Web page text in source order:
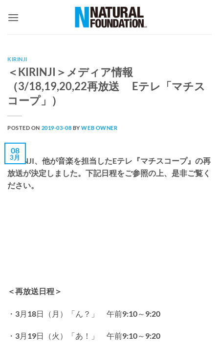
KIRINJI
＜KIRINJI＞メディア情報
（3/18,19,20,22再放送 Eテレ「マチス
コープ」）
POSTED ON 2019-03-08 BYWEB OWNER
08
3月
KIRINJI、他が音楽を担当したEテレ『マチスコープ』の再
放送が決定しました。下記日程をご参照の上、是非ご覧く
ださい。
＜再放送日程＞
・3月18日（月）「ん？」 午前9:10～9:20
・3月19日（火）「あ！」 午前9:10～9:20